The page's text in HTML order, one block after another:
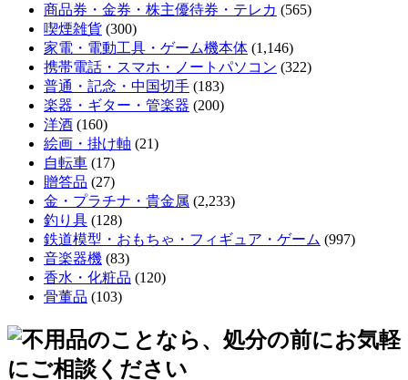
商品券・金券・株主優待券・テレカ (565)
喫煙雑貨 (300)
家電・電動工具・ゲーム機本体 (1,146)
携帯電話・スマホ・ノートパソコン (322)
普通・記念・中国切手 (183)
楽器・ギター・管楽器 (200)
洋酒 (160)
絵画・掛け軸 (21)
自転車 (17)
贈答品 (27)
金・プラチナ・貴金属 (2,233)
釣り具 (128)
鉄道模型・おもちゃ・フィギュア・ゲーム (997)
音楽器機 (83)
香水・化粧品 (120)
骨董品 (103)